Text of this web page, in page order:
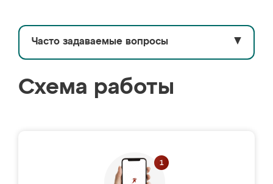
Часто задаваемые вопросы ▼
Схема работы